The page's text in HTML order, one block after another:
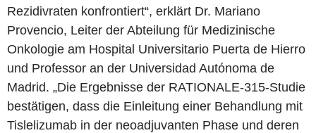
Rezidivraten konfrontiert“, erklärt Dr. Mariano
Provencio, Leiter der Abteilung für Medizinische
Onkologie am Hospital Universitario Puerta de Hierro
und Professor an der Universidad Autónoma de
Madrid. „Die Ergebnisse der RATIONALE-315-Studie
bestätigen, dass die Einleitung einer Behandlung mit
Tislelizumab in der neoadjuvanten Phase und deren